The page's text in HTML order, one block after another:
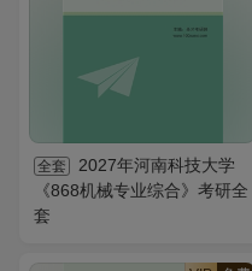
全套
2027年河南科技大学
《868机械专业综合》考研全
套